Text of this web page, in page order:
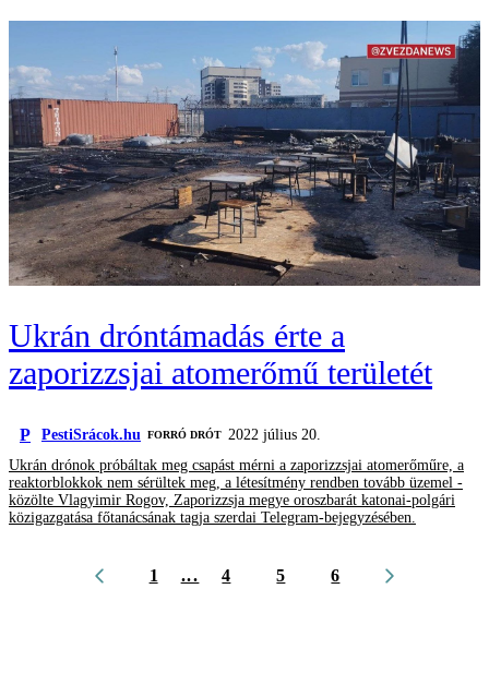
Ukrán dróntámadás érte a
zaporizzsjai atomerőmű területét
P PestiSrácok.hu FORRÓ DRÓT 2022 július 20.
Ukrán drónok próbáltak meg csapást mérni a zaporizzsjai atomerőműre, a
reaktorblokkok nem sérültek meg, a létesítmény rendben tovább üzemel -
közölte Vlagyimir Rogov, Zaporizzsja megye oroszbarát katonai-polgári
közigazgatása főtanácsának tagja szerdai Telegram-bejegyzésében.
1 ... 4 5 6